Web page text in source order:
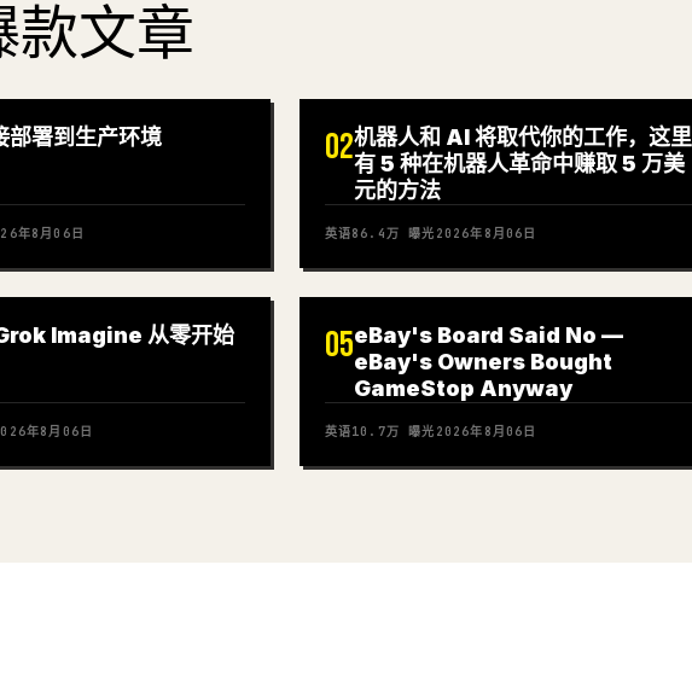
款文章
部署到生产环境
年8月06日
02机器人和 AI 将取代你的工作，这里
有 5 种在机器人革命中赚取 5 万美
元的方法
英语86.4万 曝光 2026年8月06日
Imagine 从零开始
年8月06日
05eBay's Board Said No —
eBay's Owners Bought
GameStop Anyway
英语10.7万 曝光 2026年8月06日